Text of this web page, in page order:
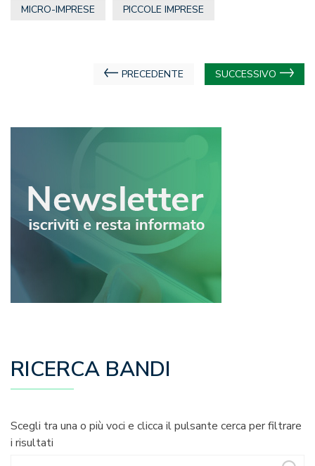
MICRO-IMPRESE
PICCOLE IMPRESE
Navigazione
PRECEDENTE SUCCESSIVO
RICERCA BANDI
Scegli tra una o più voci e clicca il pulsante cerca per filtrare
i risultati